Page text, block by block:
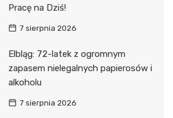
Pracę na Dziś!
7 sierpnia 2026
Elbląg: 72-latek z ogromnym
zapasem nielegalnych papierosów i
alkoholu
7 sierpnia 2026